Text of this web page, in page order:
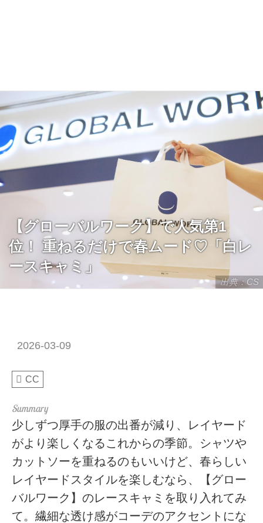
出典：CS
【グローバルワーク】で人気第1
位！ 重ねるだけで春ムード♡「白レ
ースキャミ」
2026-03-09
CC
少しずつ厚手の服の出番が減り、レイヤード
がより楽しくなるこれからの季節。シャツや
カットソーを重ねるのもいいけど、春らしい
レイヤードスタイルを楽しむなら、【グロー
バルワーク】のレースキャミを取り入れてみ
て。繊細な透け感がコーデのアクセントにな